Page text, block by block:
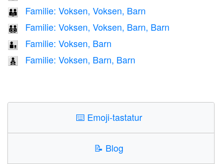
🧑‍🧑‍🧒 Familie: Voksen, Voksen, Barn
🧑‍🧑‍🧒‍🧒 Familie: Voksen, Voksen, Barn, Barn
🧑‍🧒 Familie: Voksen, Barn
🧑‍🧒‍🧒 Familie: Voksen, Barn, Barn
⌨️ Emoji-tastatur
📝 Blog